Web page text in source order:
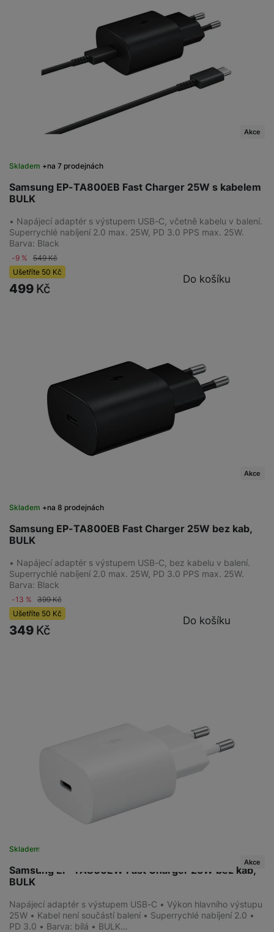
Samsung EP-TA800EB Fast Charger 25W s kabelem
BULK
Skladem na 7 prodejnách
Akce
• Napájecí adaptér s výstupem USB-C, včetně kabelu v balení.
Superrychlé nabíjení 2.0 max. 25W, PD 3.0 PPS max. 25W.
Barva: Black
-9 % 549Kč
Ušetříte 50 Kč
499 Kč
Do košíku
Samsung EP-TA800EB Fast Charger 25W bez kab,
BULK
Skladem na 8 prodejnách
Akce
• Napájecí adaptér s výstupem USB-C, bez kabelu v balení.
Superrychlé nabíjení 2.0 max. 25W, PD 3.0 PPS max. 25W.
Barva: Black
-13 % 399Kč
Ušetříte 50 Kč
349 Kč
Do košíku
Samsung EP-TA800EW Fast Charger 25W bez kab,
BULK
Skladem
Akce
Napájecí adaptér s výstupem USB-C • Výkon hlavního výstupu
25W • Kabel není součástí balení • Superrychlé nabíjení 2.0 •
PD 3.0 • Barva: bílá • BULK…